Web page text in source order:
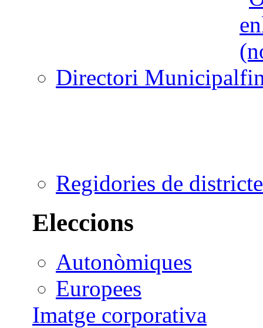
Directori Municipal
Regidories de districte
Eleccions
Autonòmiques
Europees
Imatge corporativa